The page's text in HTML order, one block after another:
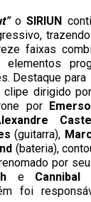
oSIRIUN
faixas
Destaque para
clipe dirigido
por
(guitarra),
(bateria),
por
e Cannibal
foi